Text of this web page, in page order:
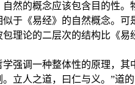
然的概念应该包含目的性
于《易经》的自然概念。
理论的二层次的结构比《易
强调一种整体性的原理，
立人之道，曰仁与义。”道